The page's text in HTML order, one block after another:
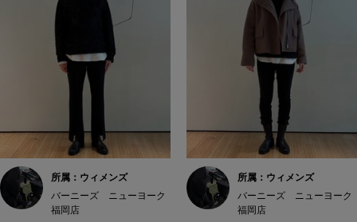
所属：ウィメンズ
バーニーズ ニューヨーク
福岡店
所属：ウィメンズ
バーニーズ ニューヨーク
福岡店